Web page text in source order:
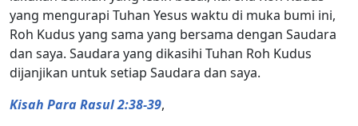
yang mengurapi Tuhan Yesus waktu di muka bumi ini,
Roh Kudus yang sama yang bersama dengan Saudara
dan saya. Saudara yang dikasihi Tuhan Roh Kudus
dijanjikan untuk setiap Saudara dan saya.
Kisah Para Rasul 2:38-39,